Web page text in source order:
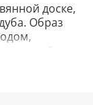
доске,
Образ